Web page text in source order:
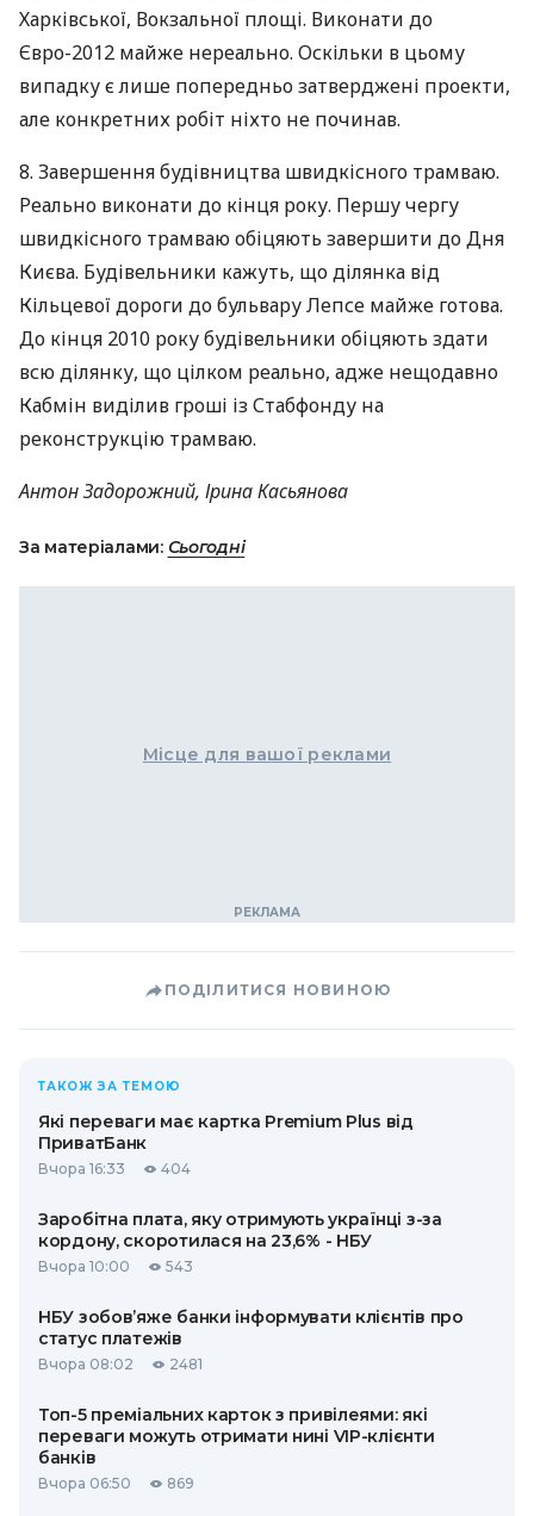
Харківської, Вокзальної площі. Виконати до
Євро-2012 майже нереально. Оскільки в цьому
випадку є лише попередньо затверджені проекти,
але конкретних робіт ніхто не починав.
8. Завершення будівництва швидкісного трамваю.
Реально виконати до кінця року. Першу чергу
швидкісного трамваю обіцяють завершити до Дня
Києва. Будівельники кажуть, що ділянка від
Кільцевої дороги до бульвару Лепсе майже готова.
До кінця 2010 року будівельники обіцяють здати
всю ділянку, що цілком реально, адже нещодавно
Кабмін виділив гроші із Стабфонду на
реконструкцію трамваю.
Антон Задорожний, Ірина Касьянова
За матеріалами: Сьогодні
Місце для вашої реклами
ПОДІЛИТИСЯ НОВИНОЮ
ТАКОЖ ЗА ТЕМОЮ
Які переваги має картка Premium Plus від
ПриватБанк
Вчора 16:33 404
Заробітна плата, яку отримують українці з-за
кордону, скоротилася на 23,6% - НБУ
Вчора 10:00 543
НБУ зобов’яже банки інформувати клієнтів про
статус платежів
Вчора 08:02 2481
Топ-5 преміальних карток з привілеями: які
переваги можуть отримати нині VIP-клієнти
банків
Вчора 06:50 869